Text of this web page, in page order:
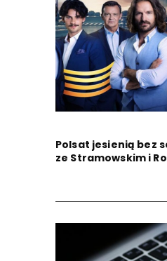
Polsat jesienią bez
ze Stramowskim i